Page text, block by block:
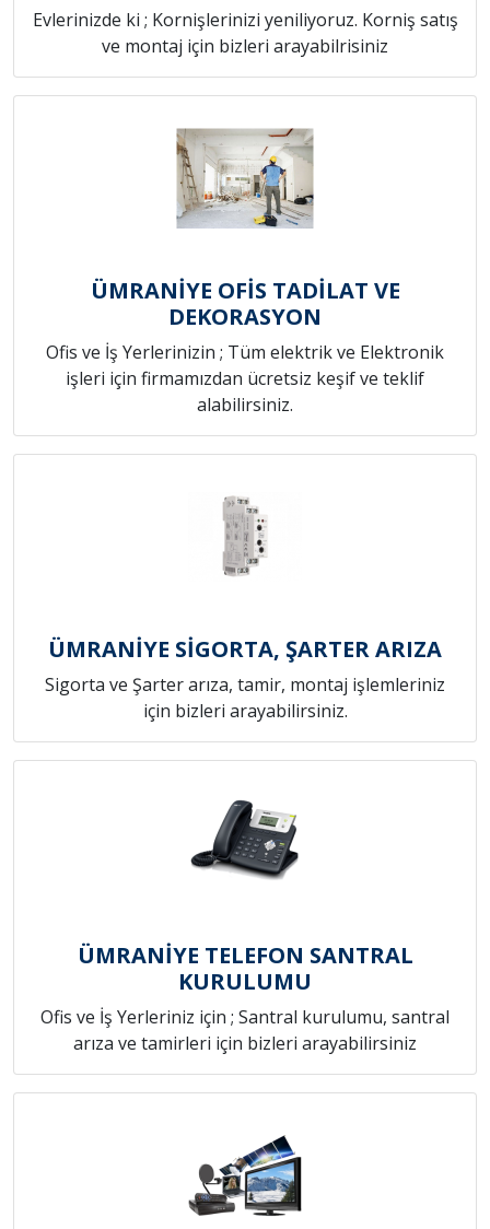
Evlerinizde ki ; Kornişlerinizi yeniliyoruz. Korniş satış
ve montaj için bizleri arayabilrisiniz
ÜMRANİYE OFİS TADİLAT VE
DEKORASYON
Ofis ve İş Yerlerinizin ; Tüm elektrik ve Elektronik
işleri için firmamızdan ücretsiz keşif ve teklif
alabilirsiniz.
ÜMRANİYE SİGORTA, ŞARTER ARIZA
Sigorta ve Şarter arıza, tamir, montaj işlemleriniz
için bizleri arayabilirsiniz.
ÜMRANİYE TELEFON SANTRAL
KURULUMU
Ofis ve İş Yerleriniz için ; Santral kurulumu, santral
arıza ve tamirleri için bizleri arayabilirsiniz